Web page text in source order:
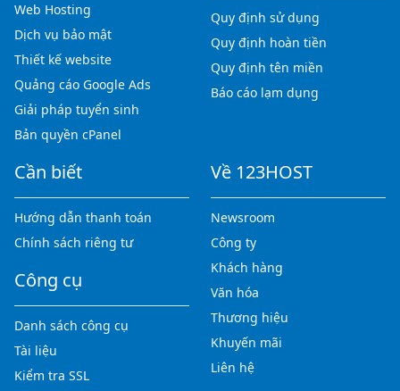
Web Hosting
Dịch vụ bảo mật
Thiết kế website
Quảng cáo Google Ads
Giải pháp tuyển sinh
Bản quyền cPanel
Quy định sử dụng
Quy định hoàn tiền
Quy định tên miền
Báo cáo lạm dụng
Cần biết
Hướng dẫn thanh toán
Chính sách riêng tư
Công cụ
Danh sách công cụ
Tài liệu
Kiểm tra SSL
Về 123HOST
Newsroom
Công ty
Khách hàng
Văn hóa
Thương hiệu
Khuyến mãi
Liên hệ